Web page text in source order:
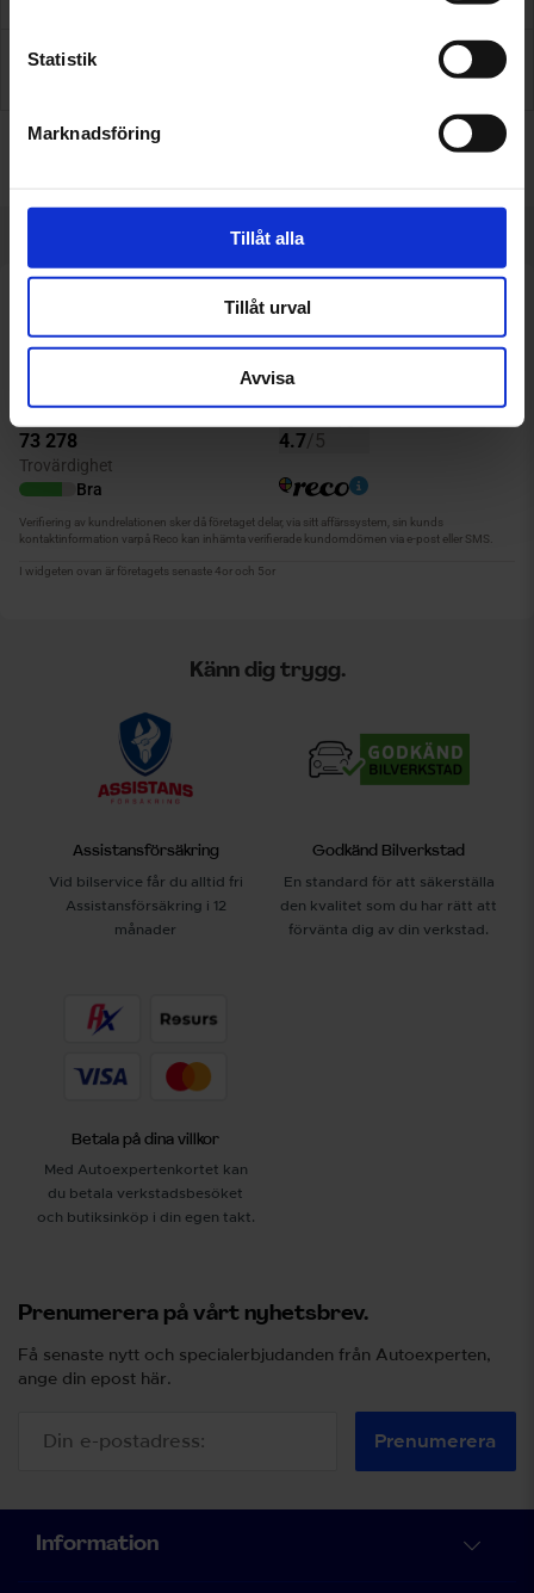
Statistik
Marknadsföring
Tillåt alla
Tillåt urval
Avvisa
Inför besöket
Känn dig trygg.
Assistansförsäkring
Vid bilservice får du alltid fri
Assistansförsäkring i 12
månader
Godkänd Bilverkstad
En standard för att säkerställa
den kvalitet som du har rätt att
förvänta dig av din verkstad.
Betala på dina villkor
Med Autoexpertenkortet kan
du betala verkstadsbesöket
och butiksinköp i din egen takt.
Prenumerera på vårt nyhetsbrev.
Få senaste nytt och specialerbjudanden från Autoexperten,
ange din epost här.
Prenumerera
Information